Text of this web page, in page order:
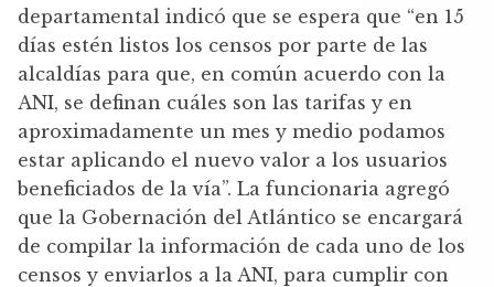
departamental indicó que se espera que “en 15
días estén listos los censos por parte de las
alcaldías para que, en común acuerdo con la
ANI, se definan cuáles son las tarifas y en
aproximadamente un mes y medio podamos
estar aplicando el nuevo valor a los usuarios
beneficiados de la vía”. La funcionaria agregó
que la Gobernación del Atlántico se encargará
de compilar la información de cada uno de los
censos y enviarlos a la ANI, para cumplir con